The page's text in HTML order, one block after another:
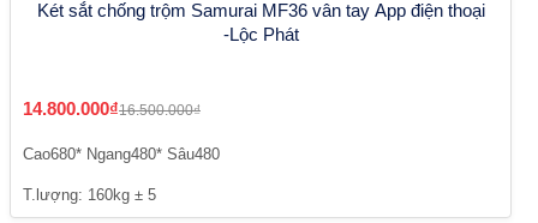
Két sắt chống trộm Samurai MF36 vân tay App điện thoại
-Lộc Phát
14.800.000₫16.500.000₫
Cao680* Ngang480* Sâu480
T.lượng: 160kg ± 5